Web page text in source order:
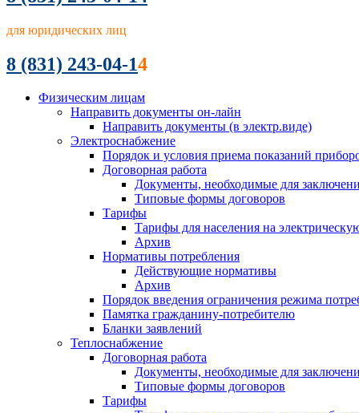
для юридических лиц
8 (831) 243-04-14
Физическим лицам
Направить документы он-лайн
Направить документы (в электр.виде)
Электроснабжение
Порядок и условия приема показаний
Договорная работа
Документы, необходимые для
Типовые формы договоров
Тарифы
Тарифы для населения на
Архив
Нормативы потребления
Действующие нормативы
Архив
Порядок введения ограничения режима
Памятка гражданину-потребителю
Бланки заявлений
Теплоснабжение
Договорная работа
Документы, необходимые для
Типовые формы договоров
Тарифы